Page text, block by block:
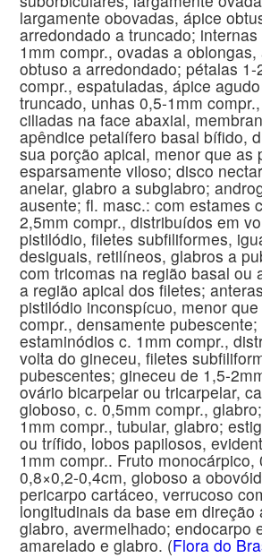
largamente obovadas, ápice
arredondado a truncado;
1mm compr., ovadas a oblongas,
obtuso a arredondado; pétalas 1-
compr., espatuladas, ápice
truncado, unhas 0,5-1mm
ciliadas na face abaxial,
apêndice petalífero basal bífido,
sua porção apical, menor que as
esparsamente viloso; disco
anelar, glabro a subglabro;
ausente; fl. masc.: com estames
2,5mm compr., distribuídos em
pistilódio, filetes subfiliformes,
desiguais, retilíneos, glabros a
com tricomas na região basal ou
a região apical dos filetes;
pistilódio inconspícuo, menor
compr., densamente
estaminódios c. 1mm compr.,
volta do gineceu, filetes
pubescentes; gineceu de 1,5-
ovário bicarpelar ou tricarpelar,
globoso, c. 0,5mm compr.,
1mm compr., tubular, glabro;
ou trífido, lobos papilosos,
1mm compr.. Fruto monocárpico,
0,8×0,2-0,4cm, globoso a
pericarpo cartáceo, verrucoso
longitudinais da base em direção
glabro, avermelhado; endocarpo
amarelado e glabro. (Flora do